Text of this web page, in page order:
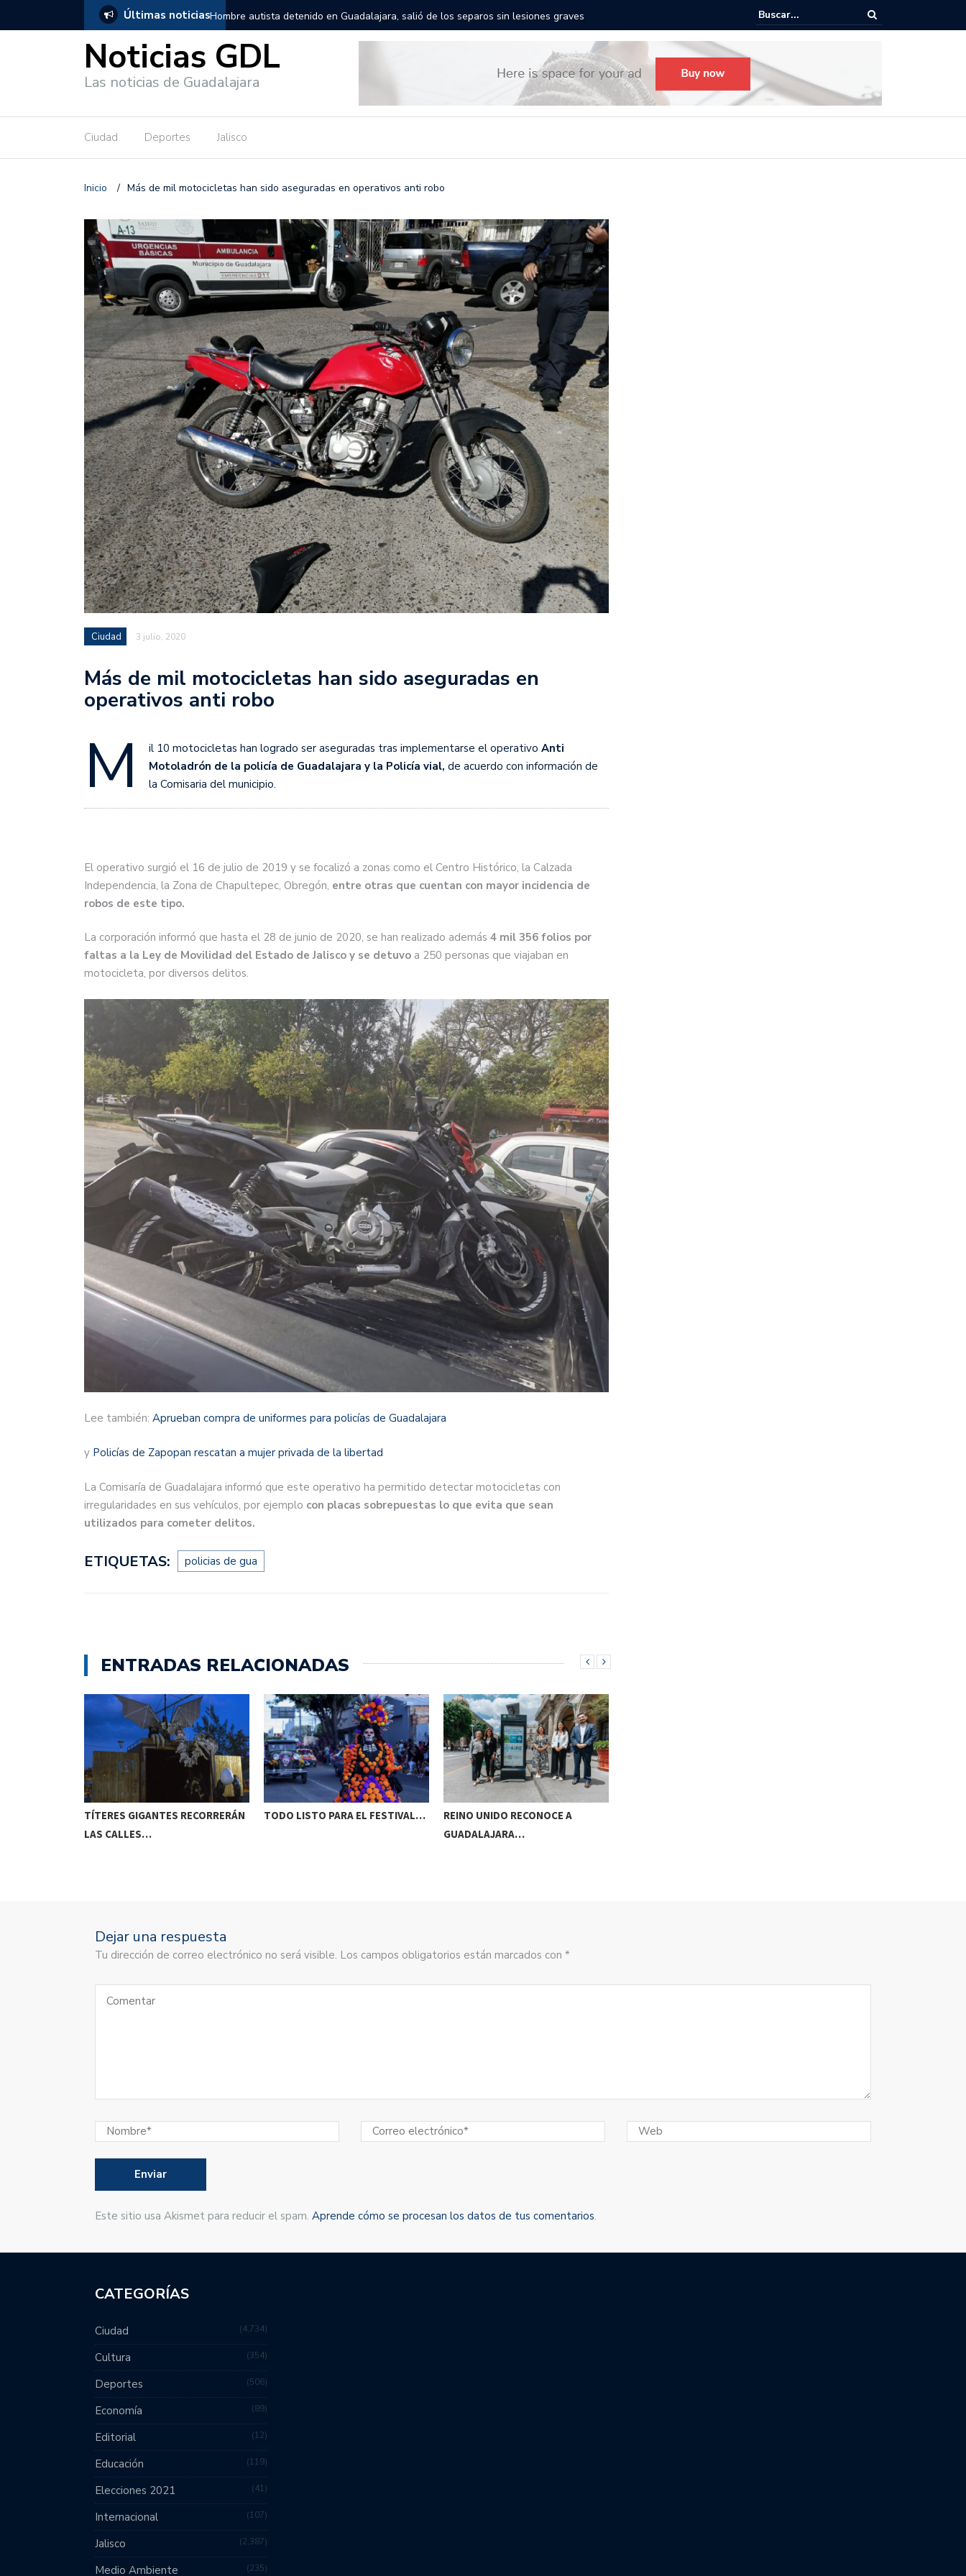
Últimas noticias
salió de los separos sin lesiones graves Títeres gigantes recorrerán las calles de Guadalajara: aparta la fecha Todo listo para el Festival Desfile Día de Muertos 2025 en Guadalajara
Noticias GDL
Las noticias de Guadalajara
Ciudad Deportes Jalisco
Inicio / Más de mil motocicletas han sido aseguradas en operativos anti robo
Ciudad 3 julio, 2020
Más de mil motocicletas han sido aseguradas en
operativos anti robo
M il 10 motocicletas han logrado ser aseguradas tras implementarse el operativo Anti
Motoladrón de la policía de Guadalajara y la Policía vial, de acuerdo con información de
la Comisaria del municipio.
El operativo surgió el 16 de julio de 2019 y se focalizó a zonas como el Centro Histórico, la Calzada
Independencia, la Zona de Chapultepec, Obregón, entre otras que cuentan con mayor incidencia de
robos de este tipo.
La corporación informó que hasta el 28 de junio de 2020, se han realizado además 4 mil 356 folios por
faltas a la Ley de Movilidad del Estado de Jalisco y se detuvo a 250 personas que viajaban en
motocicleta, por diversos delitos.
Lee también: Aprueban compra de uniformes para policías de Guadalajara
y Policías de Zapopan rescatan a mujer privada de la libertad
La Comisaría de Guadalajara informó que este operativo ha permitido detectar motocicletas con
irregularidades en sus vehículos, por ejemplo con placas sobrepuestas lo que evita que sean
utilizados para cometer delitos.
ETIQUETAS: policias de gua
ENTRADAS RELACIONADAS
TÍTERES GIGANTES RECORRERÁN
LAS CALLES…
TODO LISTO PARA EL FESTIVAL…
REINO UNIDO RECONOCE A
GUADALAJARA…
Dejar una respuesta
Tu dirección de correo electrónico no será visible. Los campos obligatorios están marcados con *
Este sitio usa Akismet para reducir el spam. Aprende cómo se procesan los datos de tus comentarios.
CATEGORÍAS
Ciudad 4,734
Cultura 354
Deportes 506
Economía 89
Editorial 12
Educación 119
Elecciones 2021 41
Internacional 107
Jalisco 2,387
Medio Ambiente 235